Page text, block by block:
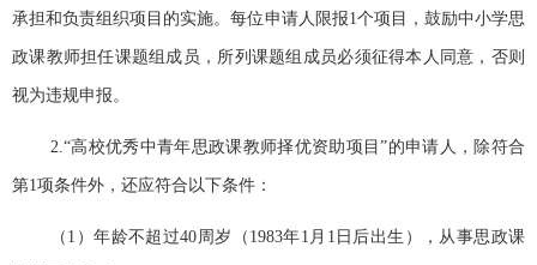
承担和负责组织项目的实施。每位申请人限报1个项目，鼓励中小学思
政课教师担任课题组成员，所列课题组成员必须征得本人同意，否则
视为违规申报。
2.“高校优秀中青年思政课教师择优资助项目”的申请人，除符合
第1项条件外，还应符合以下条件：
（1 ）年龄不超过40周岁（ 1983年1 月 1 日后出生），从事思政课